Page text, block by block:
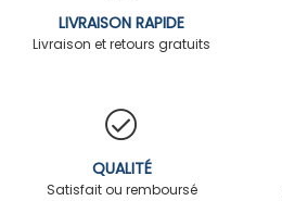
LIVRAISON RAPIDE
Livraison et retours gratuits
QUALITÉ
Satisfait ou remboursé